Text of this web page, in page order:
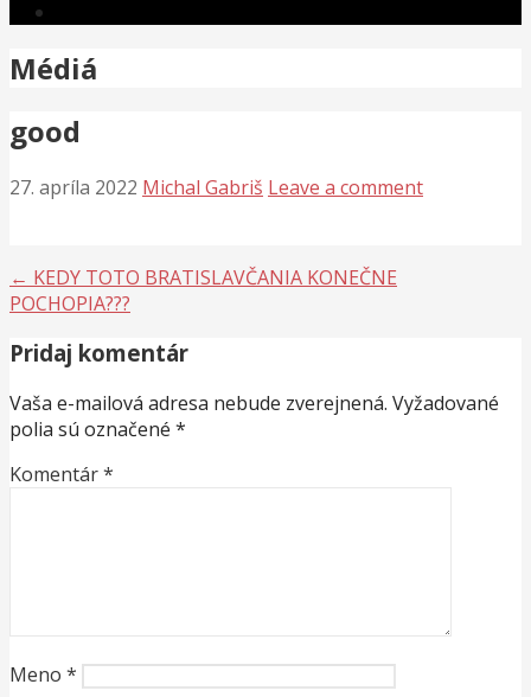
Médiá
good
27. apríla 2022 Michal Gabriš Leave a comment
Navigácia
v
článku
← KEDY TOTO BRATISLAVČANIA KONEČNE
POCHOPIA???
Pridaj komentár
Vaša e-mailová adresa nebude zverejnená. Vyžadované
polia sú označené *
Komentár*
Meno *